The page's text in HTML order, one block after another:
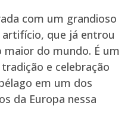
com um grandioso
que já entrou
maior do mundo. É um
e celebração
em um dos
da Europa nessa